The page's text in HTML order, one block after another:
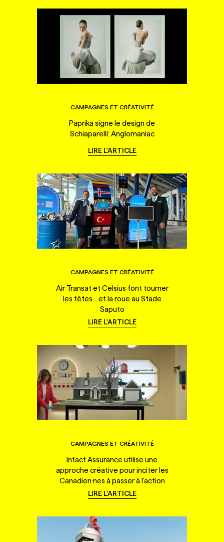
CAMPAGNES ET CRÉATIVITÉ
Paprika signe le design de
Schiaparelli: Anglomaniac
LIRE L'ARTICLE
CAMPAGNES ET CRÉATIVITÉ
Air Transat et Celsius font tourner
les têtes... et la roue au Stade
Saputo
LIRE L'ARTICLE
CAMPAGNES ET CRÉATIVITÉ
Intact Assurance utilise une
approche créative pour inciter les
Canadien·nes à passer à l'action
LIRE L'ARTICLE